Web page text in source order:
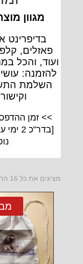
מגוון
בדיפרינט
פאזלים,
ועוד, והכל
להזמנה:
השלמת
[בדר”כ 2 ימי עבודה] לא כולל משלוח (
מציגים את כל ⁦16⁩ התוצאות